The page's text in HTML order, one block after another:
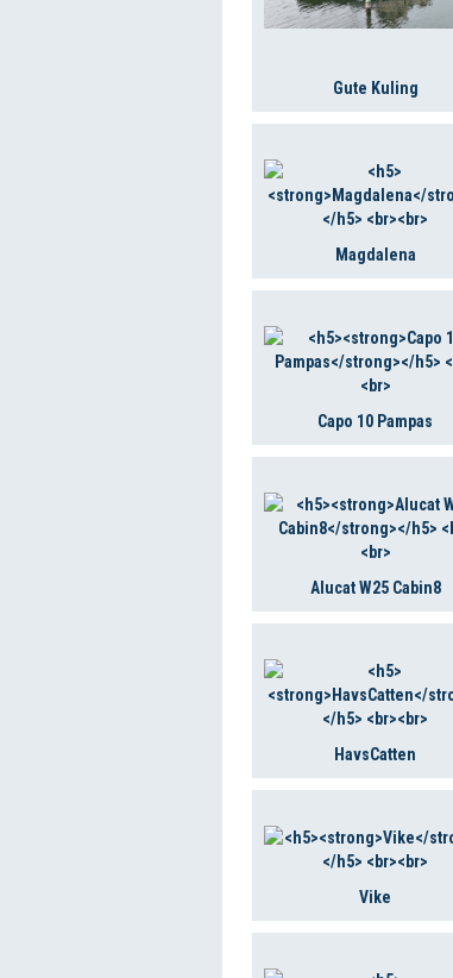
Gute Kuling
Magdalena
Capo 10 Pampas
Alucat W25 Cabin8
HavsCatten
Vike